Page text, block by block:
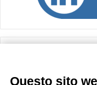
Questo sito